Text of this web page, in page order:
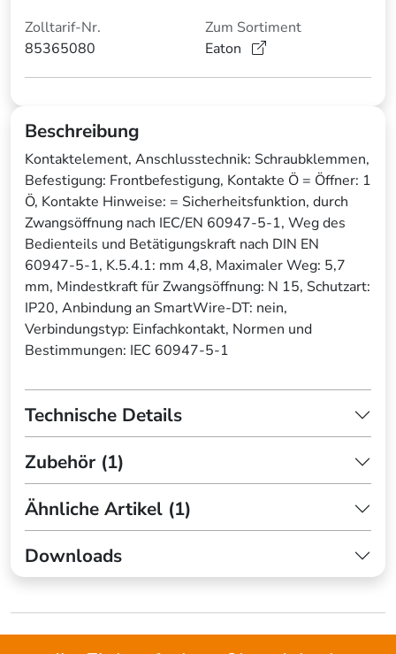
Zolltarif-Nr.
85365080
Zum Sortiment
Eaton
Beschreibung
Kontaktelement, Anschlusstechnik: Schraubklemmen,
Befestigung: Frontbefestigung, Kontakte Ö = Öffner: 1
Ö, Kontakte Hinweise: = Sicherheitsfunktion, durch
Zwangsöffnung nach IEC/EN 60947-5-1, Weg des
Bedienteils und Betätigungskraft nach DIN EN
60947-5-1, K.5.4.1: mm 4,8, Maximaler Weg: 5,7
mm, Mindestkraft für Zwangsöffnung: N 15, Schutzart:
IP20, Anbindung an SmartWire-DT: nein,
Verbindungstyp: Einfachkontakt, Normen und
Bestimmungen: IEC 60947-5-1
Technische Details
Zubehör (1)
Ähnliche Artikel (1)
Downloads